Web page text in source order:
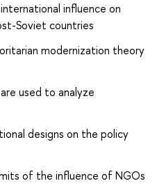
influence on
Soviet countries
modernization theory
used to analyze
designs on the policy
of the influence of NGOs